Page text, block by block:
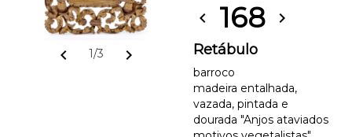
chevron_left 1/3 chevron_right
chevron_left 168 chevron_right
Retábulo
barroco
madeira entalhada,
vazada, pintada e
dourada "Anjos ataviados